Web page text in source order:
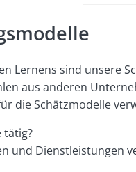
Lernens sind unsere
aus anderen
die Schätzmodelle
tätig?
und Dienstleistungen